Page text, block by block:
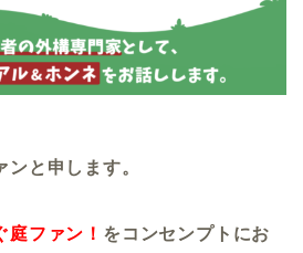
と申します。
庭ファン！ をコンセンプトにお